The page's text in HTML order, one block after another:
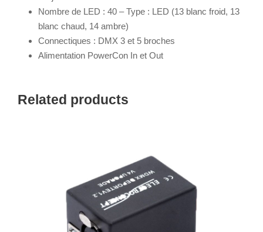
Nombre de LED : 40 – Type : LED (13 blanc froid, 13
blanc chaud, 14 ambre)
Connectiques : DMX 3 et 5 broches
Alimentation PowerCon In et Out
Related products